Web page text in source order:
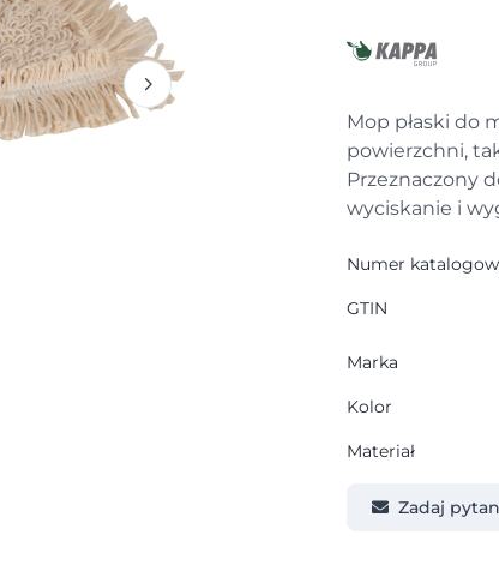
Mop płaski do
powierzchni,
Przeznaczony
wyciskanie i
Numer
GTIN
Marka
Kolor
Materiał
Zadaj